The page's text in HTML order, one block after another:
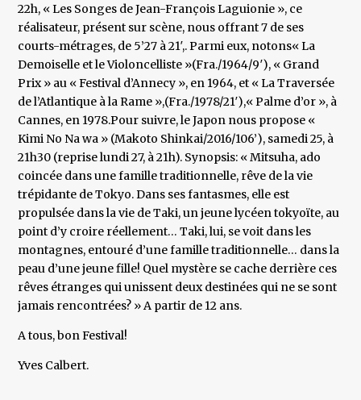
22h, « Les Songes de Jean-François Laguionie », ce
réalisateur, présent sur scène, nous offrant 7 de ses
courts-métrages, de 5’27 à 21′,. Parmi eux, notons« La
Demoiselle et le Violoncelliste »(Fra./1964/9′), « Grand
Prix » au « Festival d’Annecy », en 1964, et « La Traversée
de l’Atlantique à la Rame »,(Fra./1978/21′),« Palme d’or », à
Cannes, en 1978.Pour suivre, le Japon nous propose «
Kimi No Na wa » (Makoto Shinkai/2016/106’), samedi 25, à
21h30 (reprise lundi 27, à 21h). Synopsis: « Mitsuha, ado
coincée dans une famille traditionnelle, rêve de la vie
trépidante de Tokyo. Dans ses fantasmes, elle est
propulsée dans la vie de Taki, un jeune lycéen tokyoïte, au
point d’y croire réellement… Taki, lui, se voit dans les
montagnes, entouré d’une famille traditionnelle… dans la
peau d’une jeune fille! Quel mystère se cache derrière ces
rêves étranges qui unissent deux destinées qui ne se sont
jamais rencontrées? » A partir de 12 ans.
A tous, bon Festival!
Yves Calbert.